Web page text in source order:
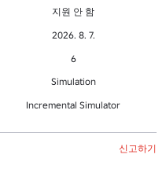
지원 안 함
2026. 8. 7.
6
Simulation
Incremental Simulator
신고하기